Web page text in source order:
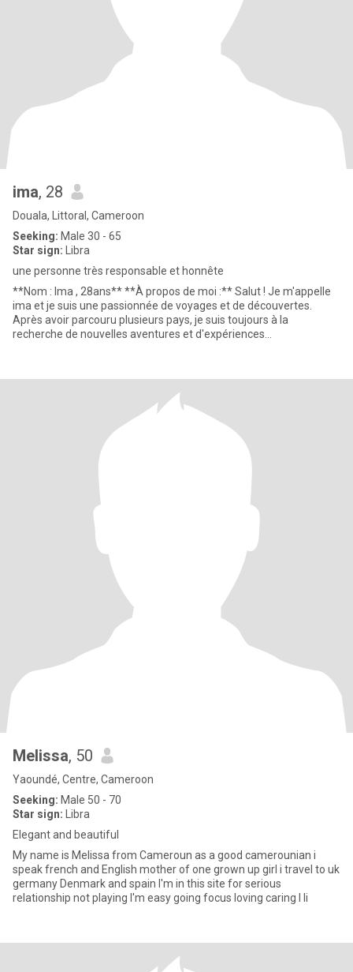
ima, 28
Douala, Littoral, Cameroon
Seeking: Male 30 - 65
Star sign: Libra
une personne très responsable et honnête
**Nom : Ima , 28ans** **À propos de moi :** Salut ! Je m'appelle
ima et je suis une passionnée de voyages et de découvertes.
Après avoir parcouru plusieurs pays, je suis toujours à la
recherche de nouvelles aventures et d'expériences
Melissa, 50
Yaoundé, Centre, Cameroon
Seeking: Male 50 - 70
Star sign: Libra
Elegant and beautiful
My name is Melissa from Cameroun as a good camerounian i
speak french and English mother of one grown up girl i travel to uk
germany Denmark and spain I'm in this site for serious
relationship not playing I'm easy going focus loving caring I li